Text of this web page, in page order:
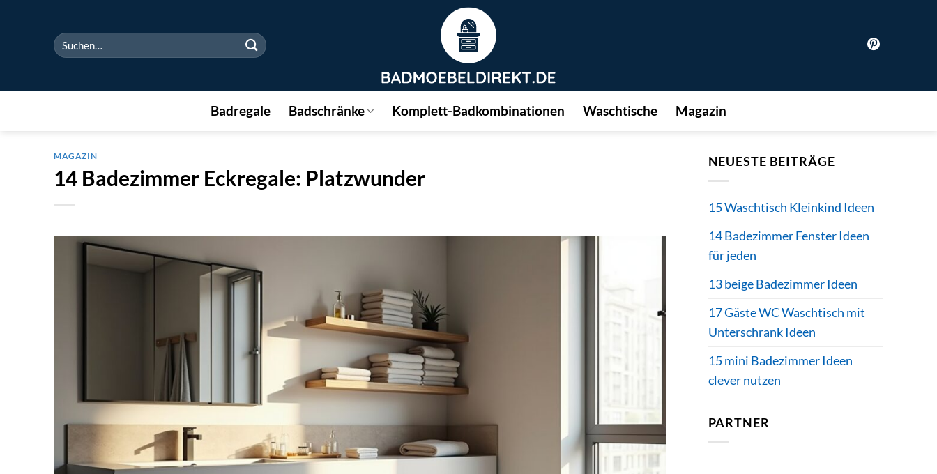
Suchen
nach:
Badregale Badschränke Komplett-Badkombinationen Waschtische Magazin
MAGAZIN
14 Badezimmer Eckregale: Platzwunder
NEUESTE BEITRÄGE
15 Waschtisch Kleinkind Ideen
14 Badezimmer Fenster Ideen
für jeden
13 beige Badezimmer Ideen
17 Gäste WC Waschtisch mit
Unterschrank Ideen
15 mini Badezimmer Ideen
clever nutzen
PARTNER